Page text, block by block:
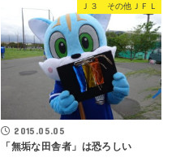
Ｊ３ その他ＪＦＬ
2015.05.05
「無垢な田舎者」は恐ろしい